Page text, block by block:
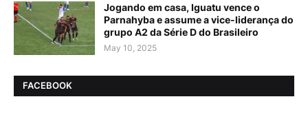
Jogando em casa, Iguatu vence o
Parnahyba e assume a vice-liderança do
grupo A2 da Série D do Brasileiro
May 10, 2025
FACEBOOK